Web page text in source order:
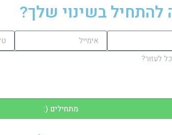
להתחיל בשינוי שלך?
מתחילים (: